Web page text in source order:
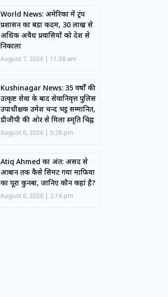
World News: अमेरिका में ट्रंप
प्रशासन का बड़ा कदम, 30 लाख से
अधिक अवैध प्रवासियों को देश से
निकाला
August 7, 2026 11:38 am
Kushinagar News: 35 वर्षों की
उत्कृष्ट सेवा के बाद सेवानिवृत्त पुलिस
उपाधीक्षक उमेश चन्द भट्ट सम्मानित,
डीजीपी की ओर से मिला स्मृति चिह्न
August 6, 2026 5:28 pm
Atiq Ahmed का अंत: असद से
आबान तक कैसे सिमट गया माफिया
का पूरा कुनबा, जानिए कौन कहां है?
August 6, 2026 2:16 pm